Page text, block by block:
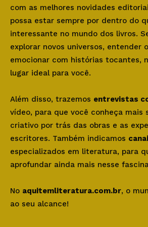
com as melhores novidades
possa estar sempre por dentro do
interessante no mundo dos livros.
explorar novos universos, entender
emocionar com histórias tocantes,
lugar ideal para você.
Além disso, trazemos entrevistas
vídeo, para que você conheça mais
criativo por trás das obras e as
escritores. Também indicamos
especializados em literatura, para
aprofundar ainda mais nesse
No aquitemliteratura.com.br, o
ao seu alcance!